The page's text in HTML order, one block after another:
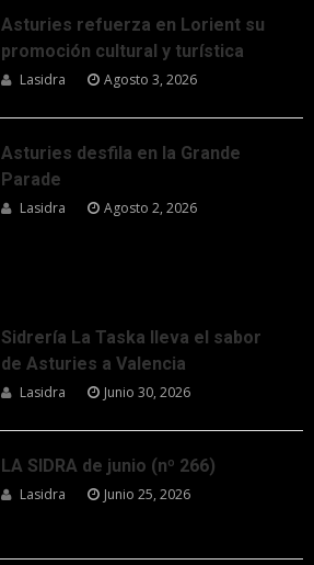
Asturies refuerza en Lorient su
promoción cultural y turística
Lasidra Agosto 3, 2026
Asturies desfila en la Grande
Parade
Lasidra Agosto 2, 2026
Sidrería La Taska lleva el sabor
de Asturies a Valencia
Lasidra Junio 30, 2026
LA SIDRA de junio (nº 266)
Lasidra Junio 25, 2026